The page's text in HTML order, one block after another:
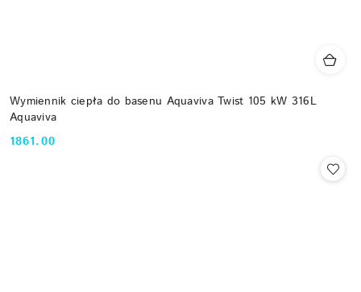
Wymiennik ciepła do basenu Aquaviva Twist 105 kW 316L
Aquaviva
Cena:
1861.00